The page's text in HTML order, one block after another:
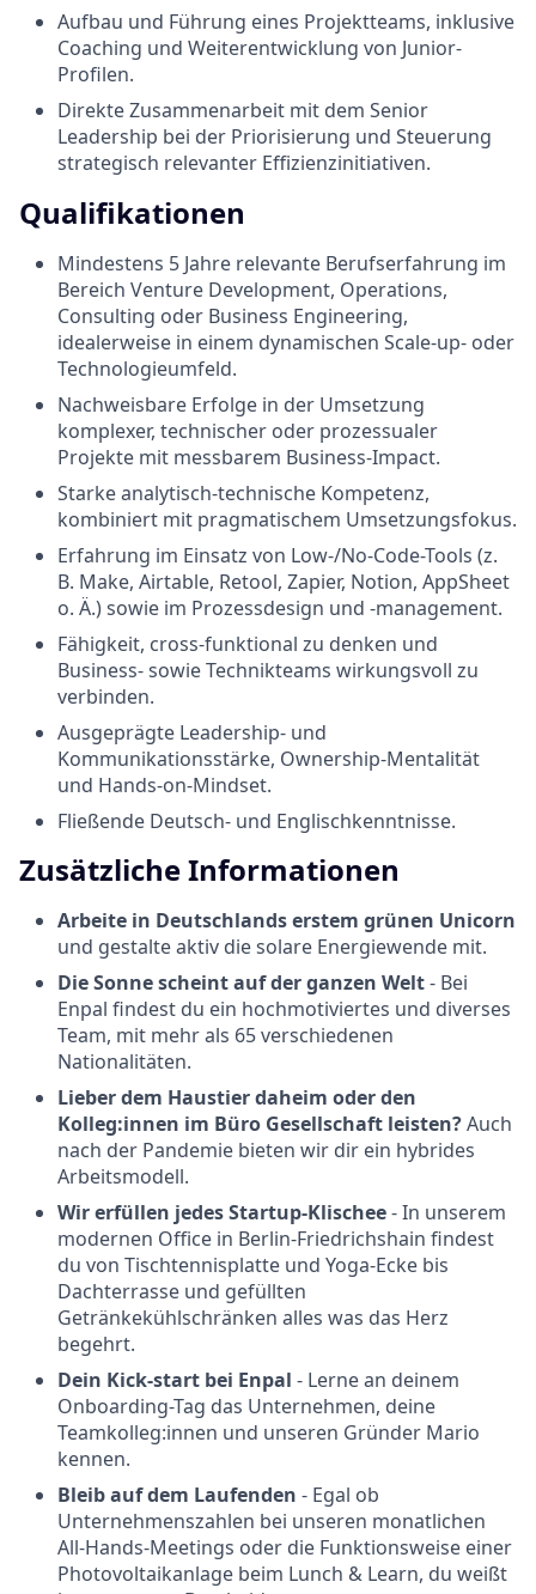
Aufbau und Führung eines Projektteams, inklusive
Coaching und Weiterentwicklung von Junior-
Profilen.
Direkte Zusammenarbeit mit dem Senior
Leadership bei der Priorisierung und Steuerung
strategisch relevanter Effizienzinitiativen.
Qualifikationen
Mindestens 5 Jahre relevante Berufserfahrung im
Bereich Venture Development, Operations,
Consulting oder Business Engineering,
idealerweise in einem dynamischen Scale-up- oder
Technologieumfeld.
Nachweisbare Erfolge in der Umsetzung
komplexer, technischer oder prozessualer
Projekte mit messbarem Business-Impact.
Starke analytisch-technische Kompetenz,
kombiniert mit pragmatischem Umsetzungsfokus.
Erfahrung im Einsatz von Low-/No-Code-Tools (z.
B. Make, Airtable, Retool, Zapier, Notion, AppSheet
o. Ä.) sowie im Prozessdesign und -management.
Fähigkeit, cross-funktional zu denken und
Business- sowie Technikteams wirkungsvoll zu
verbinden.
Ausgeprägte Leadership- und
Kommunikationsstärke, Ownership-Mentalität
und Hands-on-Mindset.
Fließende Deutsch- und Englischkenntnisse.
Zusätzliche Informationen
Arbeite in Deutschlands erstem grünen Unicorn
und gestalte aktiv die solare Energiewende mit.
Die Sonne scheint auf der ganzen Welt- Bei
Enpal findest du ein hochmotiviertes und diverses
Team, mit mehr als 65 verschiedenen
Nationalitäten.
Lieber dem Haustier daheim oder den
Kolleg:innen im Büro Gesellschaft leisten?Auch
nach der Pandemie bieten wir dir ein hybrides
Arbeitsmodell.
Wir erfüllen jedes Startup-Klischee- In unserem
modernen Office in Berlin-Friedrichshain findest
du von Tischtennisplatte und Yoga-Ecke bis
Dachterrasse und gefüllten
Getränkekühlschränken alles was das Herz
begehrt.
Dein Kick-start bei Enpal - Lerne an deinem
Onboarding-Tag das Unternehmen, deine
Teamkolleg:innen und unseren Gründer Mario
kennen.
Bleib auf dem Laufenden - Egal ob
Unternehmenszahlen bei unseren monatlichen
All-Hands-Meetings oder die Funktionsweise einer
Photovoltaikanlage beim Lunch & Learn, du weißt